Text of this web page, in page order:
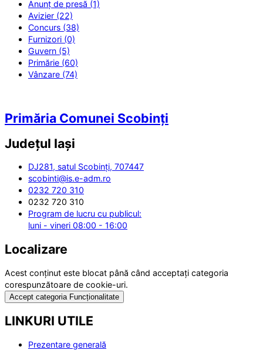
Anunț de presă (1)
Avizier (22)
Concurs (38)
Furnizori (0)
Guvern (5)
Primărie (60)
Vânzare (74)
Primăria Comunei Scobinți
Județul Iași
DJ281, satul Scobinți, 707447
scobinti@is.e-adm.ro
0232 720 310
0232 720 310
Program de lucru cu publicul:
luni - vineri 08:00 - 16:00
Localizare
Acest conținut este blocat până când acceptați categoria
corespunzătoare de cookie-uri.
Accept categoria Funcționalitate
LINKURI UTILE
Prezentare generală